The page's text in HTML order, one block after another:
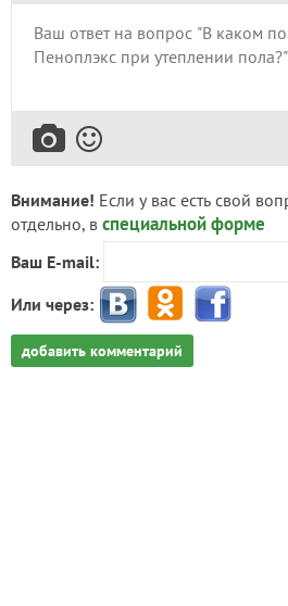
Внимание! Если у вас есть свой
отдельно, в специальной форме
Ваш E-mail:
Или через:
добавить комментарий